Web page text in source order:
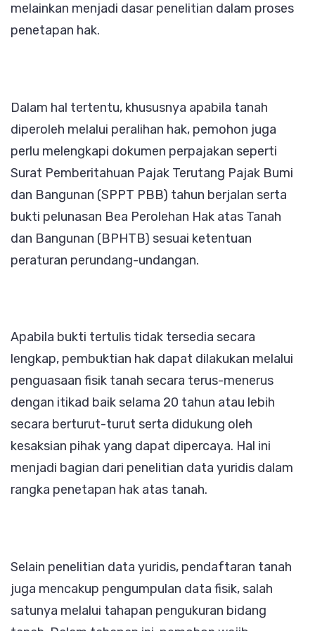
melainkan menjadi dasar penelitian dalam proses
penetapan hak.
Dalam hal tertentu, khususnya apabila tanah
diperoleh melalui peralihan hak, pemohon juga
perlu melengkapi dokumen perpajakan seperti
Surat Pemberitahuan Pajak Terutang Pajak Bumi
dan Bangunan (SPPT PBB) tahun berjalan serta
bukti pelunasan Bea Perolehan Hak atas Tanah
dan Bangunan (BPHTB) sesuai ketentuan
peraturan perundang-undangan.
Apabila bukti tertulis tidak tersedia secara
lengkap, pembuktian hak dapat dilakukan melalui
penguasaan fisik tanah secara terus-menerus
dengan itikad baik selama 20 tahun atau lebih
secara berturut-turut serta didukung oleh
kesaksian pihak yang dapat dipercaya. Hal ini
menjadi bagian dari penelitian data yuridis dalam
rangka penetapan hak atas tanah.
Selain penelitian data yuridis, pendaftaran tanah
juga mencakup pengumpulan data fisik, salah
satunya melalui tahapan pengukuran bidang